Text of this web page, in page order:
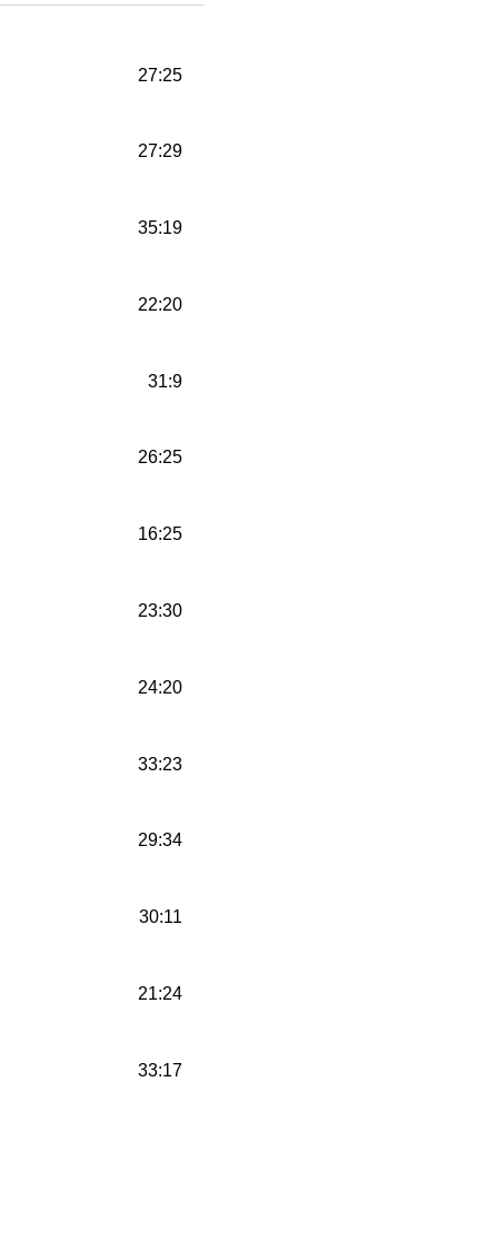
27:25
27:29
35:19
22:20
31:9
26:25
16:25
23:30
24:20
33:23
29:34
30:11
21:24
33:17